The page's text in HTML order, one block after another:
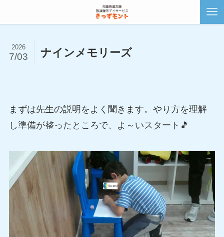
ナインメモリーズ
2026
7/03
まずは先生の説明をよく聞きます。やり方を理解
し準備が整ったところで、よ～いスタート🎵